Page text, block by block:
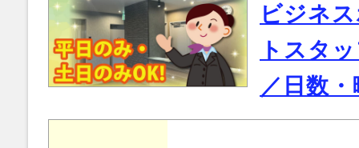
ビジネ
トスタ
／日数